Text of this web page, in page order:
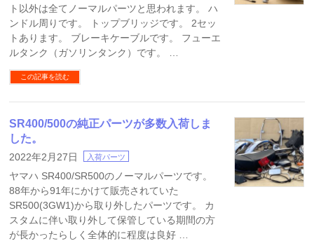
ト以外は全てノーマルパーツと思われます。 ハ
ンドル周りです。 トップブリッジです。 2セッ
トあります。 ブレーキケーブルです。 フューエ
ルタンク（ガソリンタンク）です。 …
この記事を読む
SR400/500の純正パーツが多数入荷しま
した。
2022年2月27日 入荷パーツ
ヤマハ SR400/SR500のノーマルパーツです。
88年から91年にかけて販売されていた
SR500(3GW1)から取り外したパーツです。 カ
スタムに伴い取り外して保管している期間の方
が長かったらしく全体的に程度は良好 …